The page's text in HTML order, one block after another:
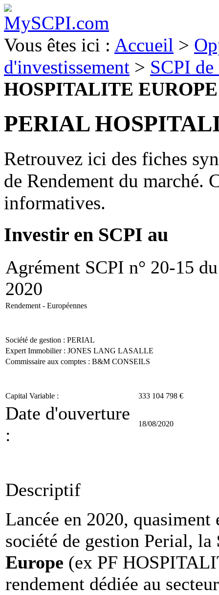
Vous êtes ici : Accueil >
d'investissement > SCPI
HOSPITALITE EUROPE
PERIAL
Retrouvez ici des fiches
de Rendement du marché.
informatives.
Investir en SCPI
Agrément SCPI n° 20-15
2020
Rendement - Européennes
Société de gestion : PERIAL
Expert Immobilier : JONES LANG LASALLE
Commissaire aux comptes : B&M CONSEILS
Capital Variable : 333 104 798 €
Date d'ouverture
:
18/08/2020
Descriptif
Lancée en 2020,
société de gestion Perial, la
Europe (ex PF
rendement dédiée au